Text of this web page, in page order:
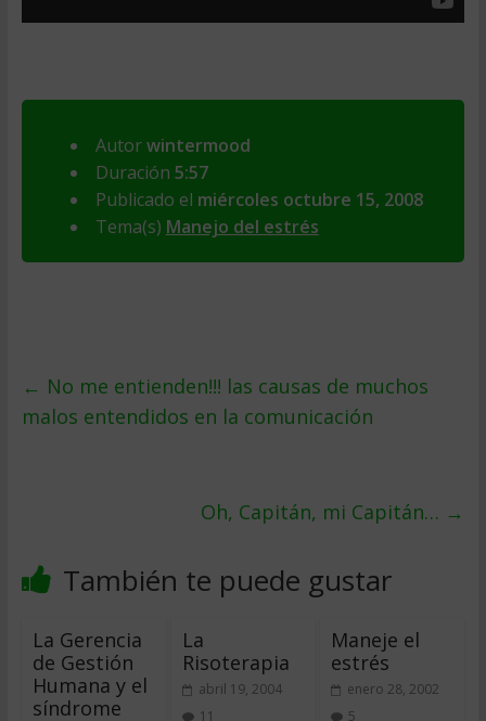
Autorwintermood
Duración 5:57
Publicado el miércoles octubre 15, 2008
Tema(s) Manejo del estrés
← No me entienden!!! las causas de muchos
malos entendidos en la comunicación
Oh, Capitán, mi Capitán… →
También te puede gustar
La Gerencia
de Gestión
Humana y el
síndrome
La
Risoterapia
abril 19, 2004
11
Maneje el
estrés
enero 28, 2002
5